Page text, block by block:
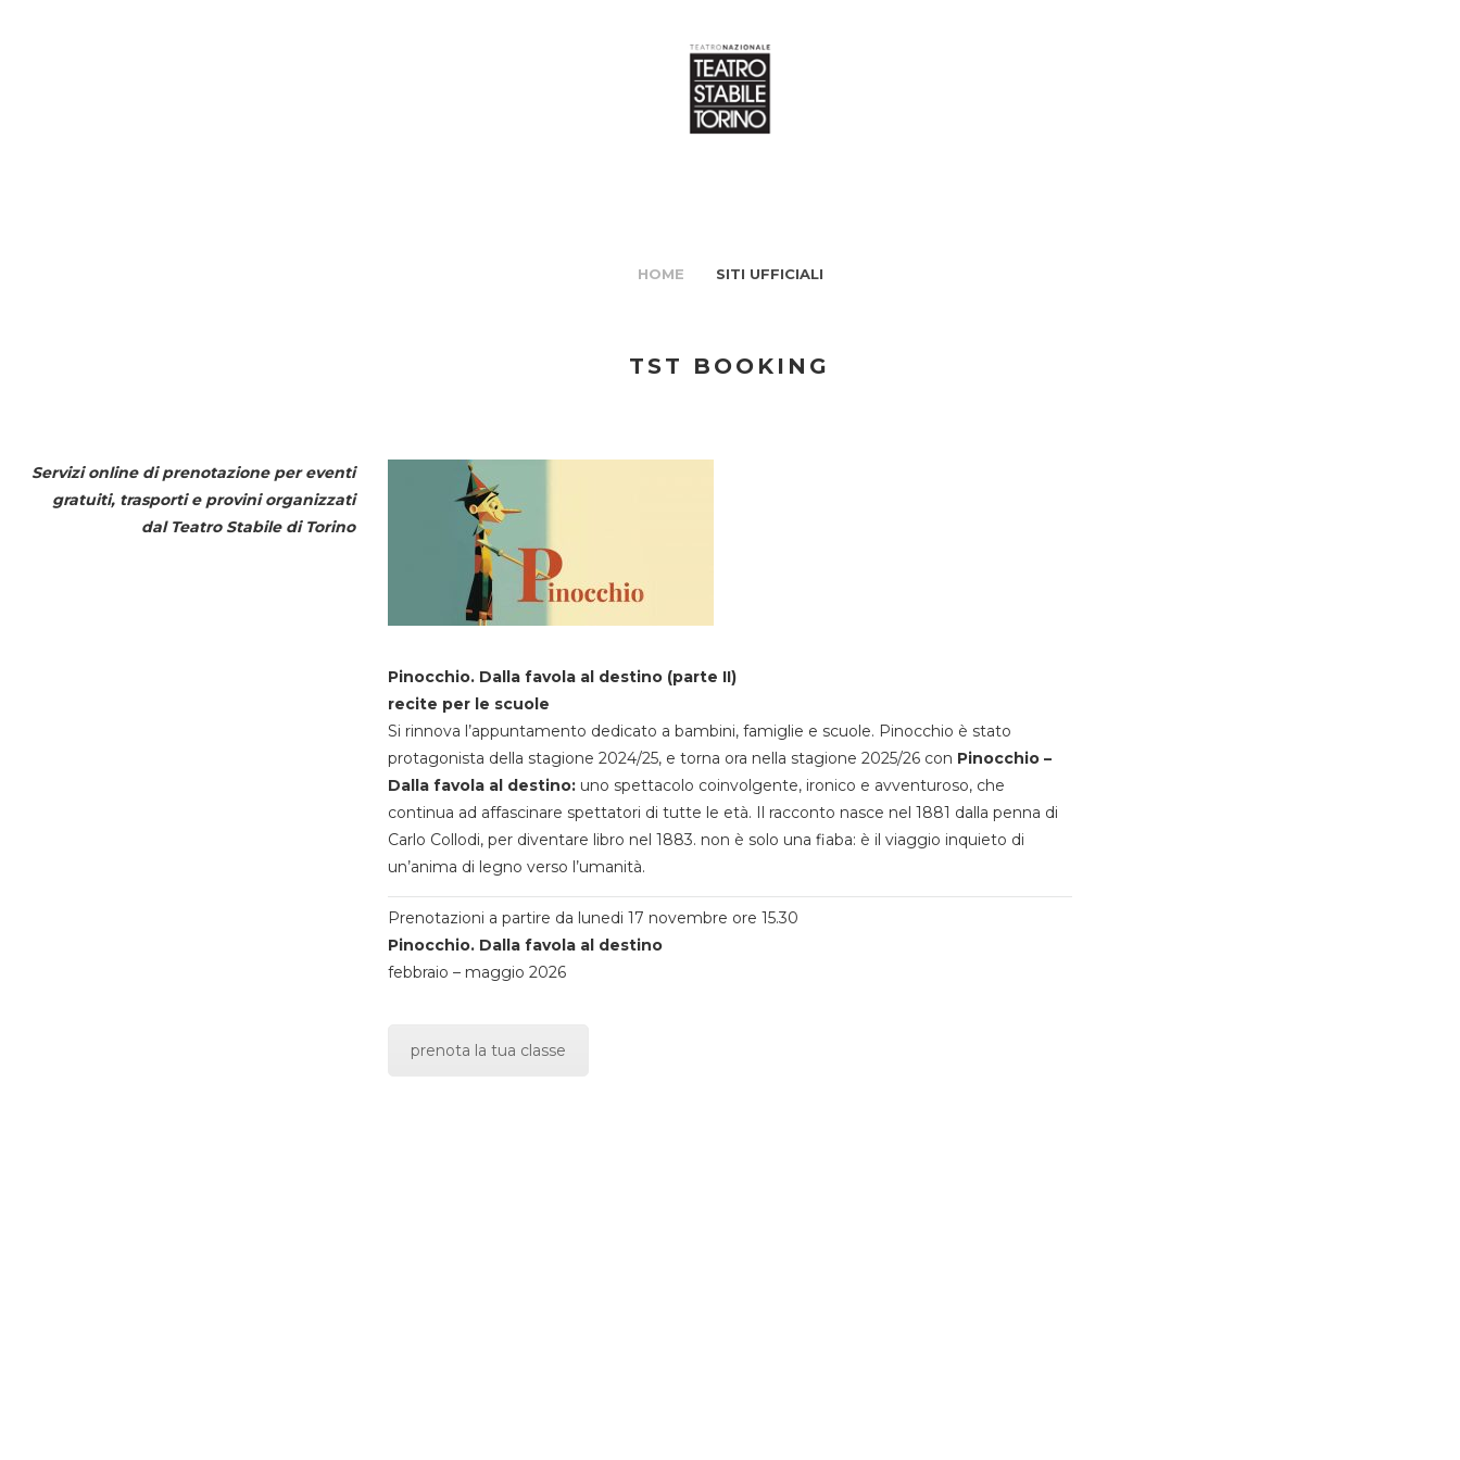
HOME SITI UFFICIALI
TST BOOKING
Servizi online di prenotazione per eventi
gratuiti, trasporti e provini organizzati
dal Teatro Stabile di Torino
Pinocchio. Dalla favola al destino (parte II)
recite per le scuole
Si rinnova l’appuntamento dedicato a bambini, famiglie e scuole. Pinocchio è stato
protagonista della stagione 2024/25, e torna ora nella stagione 2025/26 con Pinocchio –
Dalla favola al destino:uno spettacolo coinvolgente, ironico e avventuroso, che
continua ad affascinare spettatori di tutte le età. Il racconto nasce nel 1881 dalla penna di
Carlo Collodi, per diventare libro nel 1883. non è solo una fiaba: è il viaggio inquieto di
un’anima di legno verso l’umanità.
Prenotazioni a partire da lunedi 17 novembre ore 15.30
Pinocchio. Dalla favola al destino
febbraio – maggio 2026
prenota la tua classe